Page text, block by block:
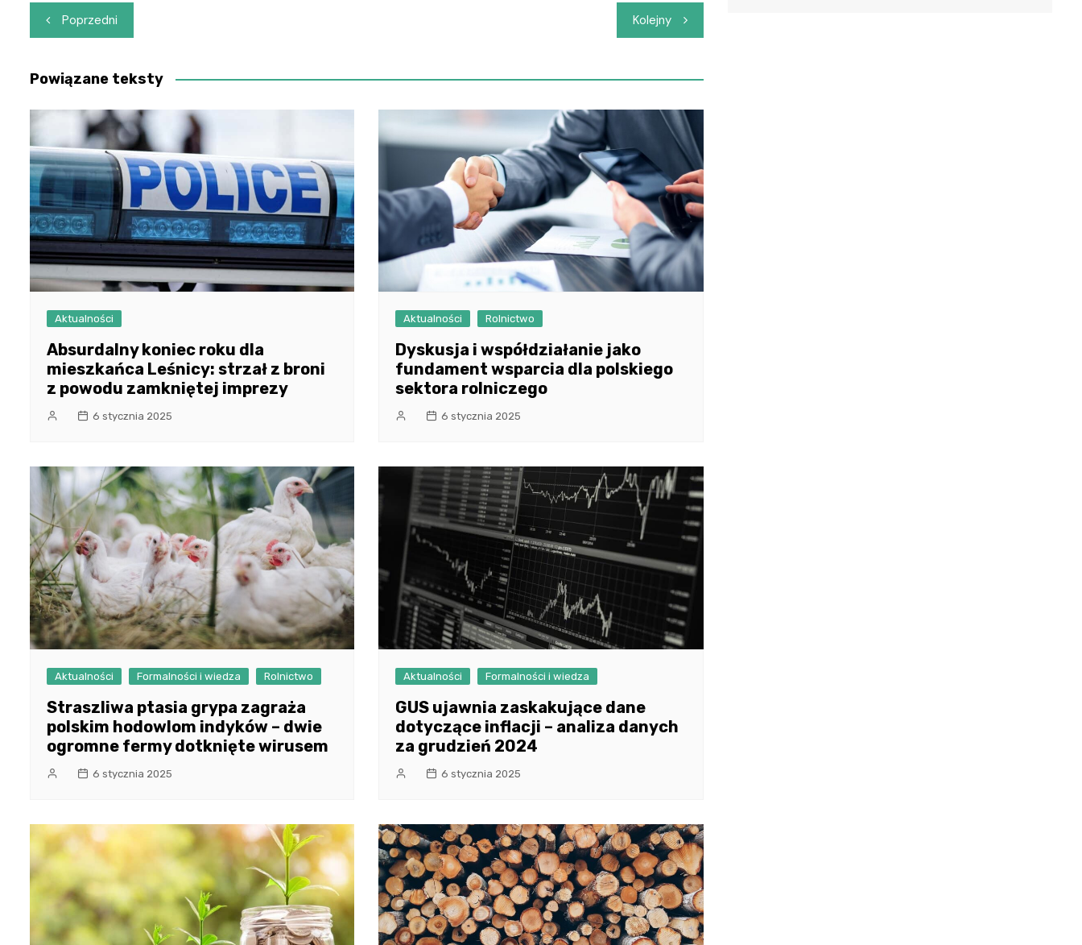
Nawigacja
wpisu
Poprzedni Kolejny
Powiązane teksty
Aktualności
Absurdalny koniec roku dla
mieszkańca Leśnicy: strzał z broni
z powodu zamkniętej imprezy
6 stycznia 2025
Aktualności Rolnictwo
Dyskusja i współdziałanie jako
fundament wsparcia dla polskiego
sektora rolniczego
6 stycznia 2025
Aktualności Formalności i wiedza Rolnictwo
Straszliwa ptasia grypa zagraża
polskim hodowlom indyków – dwie
ogromne fermy dotknięte wirusem
6 stycznia 2025
Aktualności Formalności i wiedza
GUS ujawnia zaskakujące dane
dotyczące inflacji – analiza danych
za grudzień 2024
6 stycznia 2025